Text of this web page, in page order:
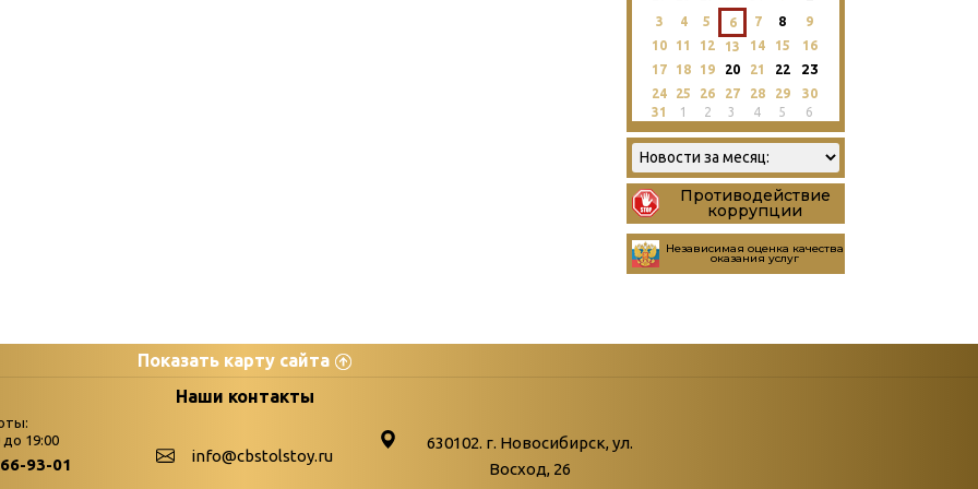
3 4 5 6 7 8
9
10
11 12 13 14 15
16
17
18 19 20 21 22 23
24 25 26 27 28 29
30
31
1 2 3 4 5 6
Противодействие
коррупции
Независимая оценка качества
оказания услуг
Показать карту сайта
palitra
Бюллетень новых поступлений
Война. Народ. Победа.
Наши контакты
до 19:00
93-01 info@cbstolstoy.ru
630102. г. Новосибирск, ул.
Восход, 26